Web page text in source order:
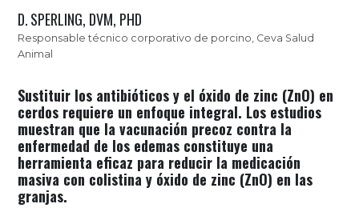
D. SPERLING, DVM, PHD
Responsable técnico corporativo de porcino, Ceva Salud
Animal
Sustituir los antibióticos y el óxido de zinc (ZnO) en
cerdos requiere un enfoque integral. Los estudios
muestran que la vacunación precoz contra la
enfermedad de los edemas constituye una
herramienta eficaz para reducir la medicación
masiva con colistina y óxido de zinc (ZnO) en las
granjas.